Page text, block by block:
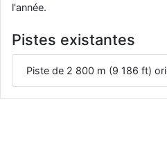
d9pouces
les photo des anciens appareils de
d9pouces : Ça me casse quand
jericho: Pour moi tout est à
l'année.
Pistes existantes
Piste de 2 800 m (9 186 ft)